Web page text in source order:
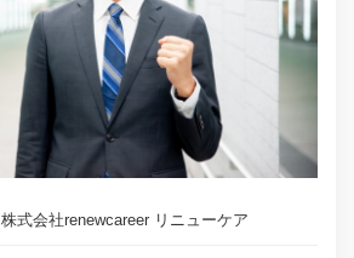
株式会社renewcareer リニューケア